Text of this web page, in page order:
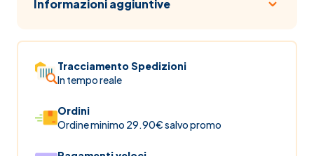
Informazioni aggiuntive
Tracciamento Spedizioni
In tempo reale
Ordini
Ordine minimo 29.90€ salvo promo